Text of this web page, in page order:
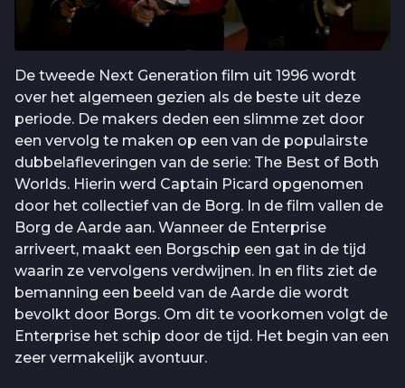
De tweede Next Generation film uit 1996 wordt
over het algemeen gezien als de beste uit deze
periode. De makers deden een slimme zet door
een vervolg te maken op een van de populairste
dubbelafleveringen van de serie: The Best of Both
Worlds. Hierin werd Captain Picard opgenomen
door het collectief van de Borg. In de film vallen de
Borg de Aarde aan. Wanneer de Enterprise
arriveert, maakt een Borgschip een gat in de tijd
waarin ze vervolgens verdwijnen. In en flits ziet de
bemanning een beeld van de Aarde die wordt
bevolkt door Borgs. Om dit te voorkomen volgt de
Enterprise het schip door de tijd. Het begin van een
zeer vermakelijk avontuur.